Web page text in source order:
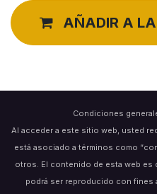
AÑADIR A
Condiciones
Al acceder a este sitio web, usted
está asociado a términos como
otros. El contenido de esta web es
podrá ser reproducido con fines